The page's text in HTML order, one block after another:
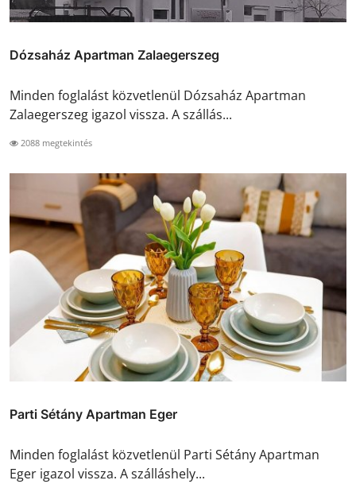
Dózsaház Apartman Zalaegerszeg
Minden foglalást közvetlenül Dózsaház Apartman
Zalaegerszeg igazol vissza. A szállás...
2088 megtekintés
Parti Sétány Apartman Eger
Minden foglalást közvetlenül Parti Sétány Apartman
Eger igazol vissza. A szálláshely...